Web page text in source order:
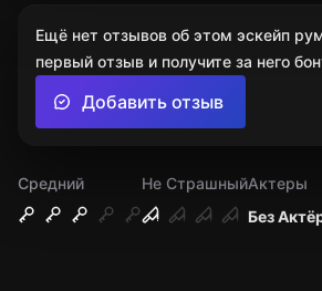
Средний
Не Страшный
Без
Актеры
Ещё нет отзывов об этом эскейп
первый отзыв и получите за него
Добавить отзыв